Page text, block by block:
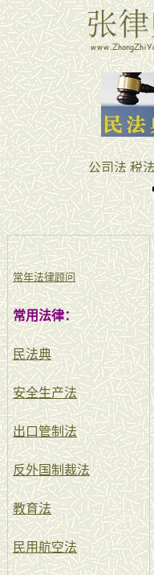
常年法律顾问
常用法律：
民法典
安全生产法
出口管制法
反外国制裁法
教育法
民用航空法